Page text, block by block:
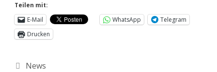
Teilen mit:
E-Mail
WhatsApp
Telegram
Drucken
News